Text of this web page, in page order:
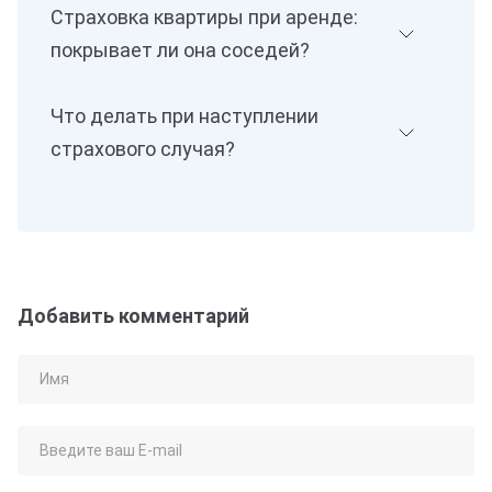
Страховка квартиры при аренде:
покрывает ли она соседей?
Что делать при наступлении
страхового случая?
Добавить комментарий